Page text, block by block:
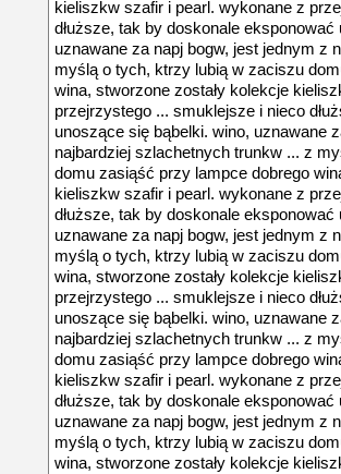
kieliszkw szafir i pearl. wykonane z
dłuższe, tak by doskonale
uznawane za napj bogw, jest jednym z
myślą o tych, ktrzy lubią w zaciszu
wina, stworzone zostały kolekcje
przejrzystego ... smuklejsze i nieco
unoszące się bąbelki. wino, uznawane
najbardziej szlachetnych trunkw ... z
domu zasiąść przy lampce dobrego
kieliszkw szafir i pearl. wykonane z
dłuższe, tak by doskonale
uznawane za napj bogw, jest jednym z
myślą o tych, ktrzy lubią w zaciszu
wina, stworzone zostały kolekcje
przejrzystego ... smuklejsze i nieco
unoszące się bąbelki. wino, uznawane
najbardziej szlachetnych trunkw ... z
domu zasiąść przy lampce dobrego
kieliszkw szafir i pearl. wykonane z
dłuższe, tak by doskonale
uznawane za napj bogw, jest jednym z
myślą o tych, ktrzy lubią w zaciszu
wina, stworzone zostały kolekcje